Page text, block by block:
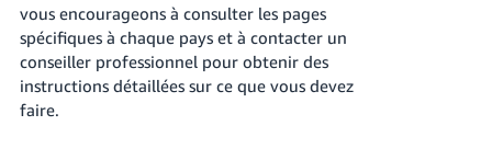
vous encourageons à consulter les pages
spécifiques à chaque pays et à contacter un
conseiller professionnel pour obtenir des
instructions détaillées sur ce que vous devez
faire.